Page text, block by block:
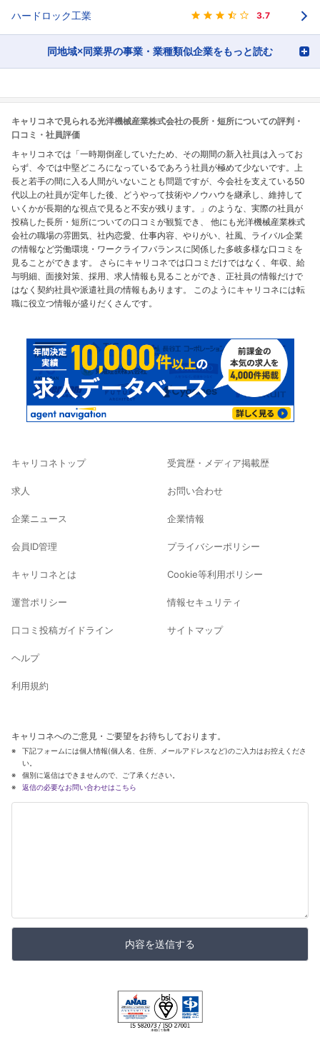
ハードロック工業 3.7
同地域×同業界の事業・業種類似企業をもっと読む
キャリコネで見られる光洋機械産業株式会社の長所・短所についての評判・
口コミ・社員評価
キャリコネでは「一時期倒産していたため、その期間の新入社員は入ってお
らず、今では中堅どころになっているであろう社員が極めて少ないです。上
長と若手の間に入る人間がいないことも問題ですが、今会社を支えている50
代以上の社員が定年した後、どうやって技術やノウハウを継承し、維持して
いくかが長期的な視点で見ると不安が残ります。」のような、実際の社員が
投稿した長所・短所についての口コミが観覧でき、 他にも光洋機械産業株式
会社の職場の雰囲気、社内恋愛、仕事内容、やりがい、社風、ライバル企業
の情報など労働環境・ワークライフバランスに関係した多岐多様な口コミを
見ることができます。 さらにキャリコネでは口コミだけではなく、年収、給
与明細、面接対策、採用、求人情報も見ることができ、正社員の情報だけで
はなく契約社員や派遣社員の情報もあります。 このようにキャリコネには転
職に役立つ情報が盛りだくさんです。
キャリコネトップ
求人
企業ニュース
会員ID管理
キャリコネとは
運営ポリシー
口コミ投稿ガイドライン
ヘルプ
利用規約
受賞歴・メディア掲載歴
お問い合わせ
企業情報
プライバシーポリシー
Cookie等利用ポリシー
情報セキュリティ
サイトマップ
キャリコネへのご意見・ご要望をお待ちしております。
下記フォームには個人情報(個人名、住所、メールアドレスなど)のご入力はお控えくださ
い。
個別に返信はできませんので、ご了承ください。
返信の必要なお問い合わせはこちら
内容を送信する